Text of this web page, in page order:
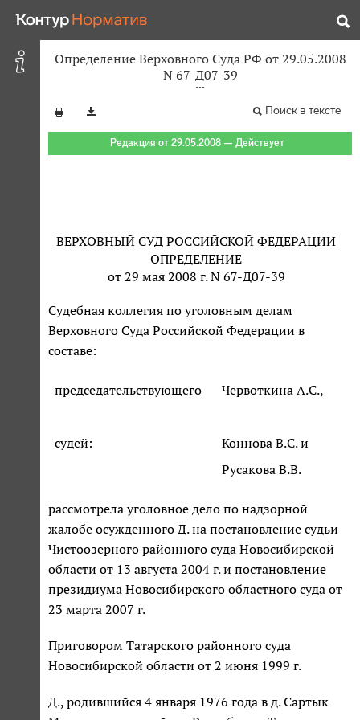
Определение Верховного Суда РФ от 29.05.2008
N 67-Д07-39
Поиск в тексте
Редакция от 29.05.2008 — Действует
ВЕРХОВНЫЙ СУД РОССИЙСКОЙ ФЕДЕРАЦИИ
ОПРЕДЕЛЕНИЕ
от 29 мая 2008 г. N 67-Д07-39
Судебная коллегия по уголовным делам
Верховного Суда Российской Федерации в
составе:
председательствующего Червоткина А.С.,
судей:
Коннова В.С. и
Русакова В.В.
рассмотрела уголовное дело по надзорной
жалобе осужденного Д. на постановление судьи
Чистоозерного районного суда Новосибирской
области от 13 августа 2004 г. и постановление
президиума Новосибирского областного суда от
23 марта 2007 г.
Приговором Татарского районного суда
Новосибирской области от 2 июня 1999 г.
Д., родившийся 4 января 1976 года в д. Сартык